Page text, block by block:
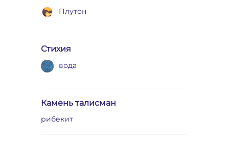
Плутон
Стихия
вода
Камень талисман
рибекит